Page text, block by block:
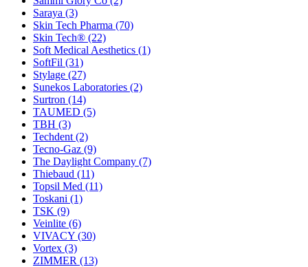
Saraya (3)
Skin Tech Pharma (70)
Skin Tech® (22)
Soft Medical Aesthetics (1)
SoftFil (31)
Stylage (27)
Sunekos Laboratories (2)
Surtron (14)
TAUMED (5)
TBH (3)
Techdent (2)
Tecno-Gaz (9)
The Daylight Company (7)
Thiebaud (11)
Topsil Med (11)
Toskani (1)
TSK (9)
Veinlite (6)
VIVACY (30)
Vortex (3)
ZIMMER (13)